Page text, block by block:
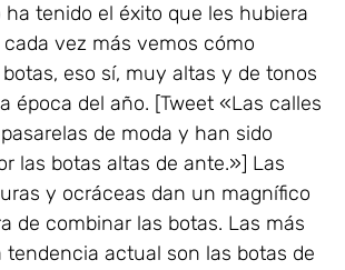
ha tenido el éxito que les hubiera
vez más vemos cómo
eso sí, muy altas y de tonos
época del año. [Tweet «Las calles
de moda y han sido
las botas altas de ante.»] Las
y ocráceas dan un magnífico
de combinar las botas. Las más
tendencia actual son las botas de